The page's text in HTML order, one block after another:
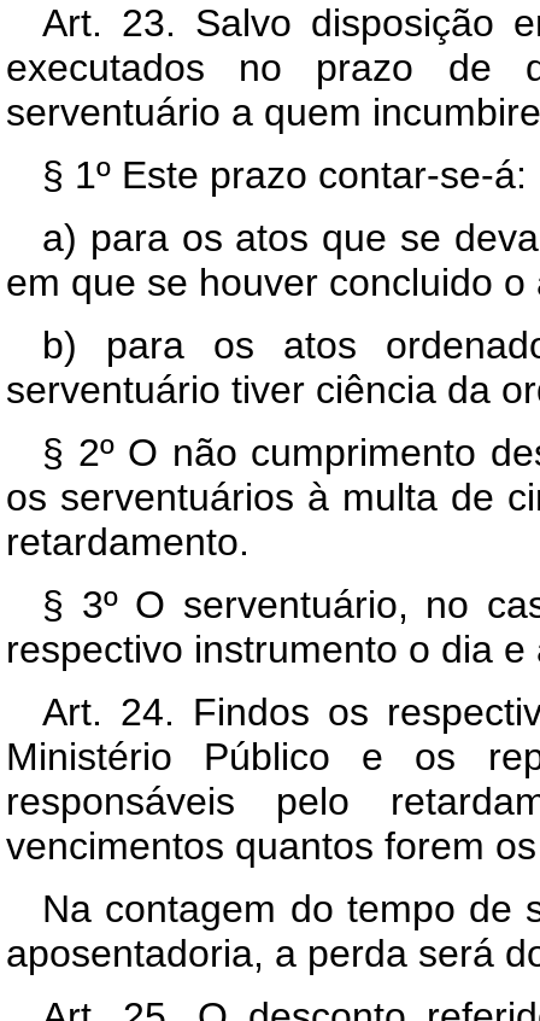
Art. 23. Salvo disposição
executados no prazo de
serventuário a quem
§ 1º Este prazo contar-se-á:
a) para os atos que se
em que se houver concluido
b) para os atos
serventuário tiver ciência da
§ 2º O não cumprimento
os serventuários à multa de
retardamento.
§ 3º O serventuário, no
respectivo instrumento o dia
Art. 24. Findos os
Ministério Público e os
responsáveis pelo
vencimentos quantos forem
Na contagem do tempo de
aposentadoria, a perda será